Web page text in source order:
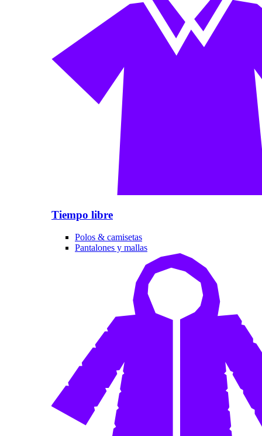
Tiempo libre
Polos & camisetas
Pantalones y mallas